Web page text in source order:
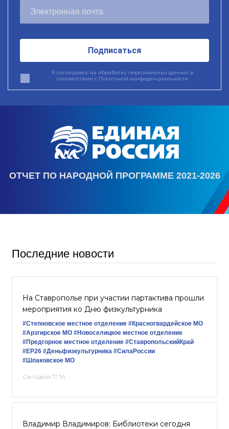
Подписаться
Я соглашаюсь на обработку персональных данных в
соответствии с Политикой конфиденциальности
ОТЧЕТ ПО НАРОДНОЙ ПРОГРАММЕ 2021-2026
Последние новости
На Ставрополье при участии партактива прошли
мероприятия ко Дню физкультурника
#Степновское местное отделение #Красногвардейское МО
#Арзгирское МО #Новоселицкое местное отделение
#Предгорное местное отделение #СтавропольскийКрай
#ЕР26 #Деньфизкультурника #СилаРоссии
#Шпаковское МО
Сегодня 17:14
Владимир Владимиров: Библиотеки сегодня